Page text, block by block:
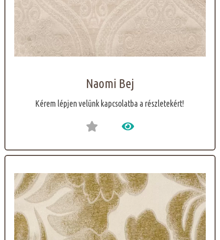
Naomi Bej
Kérem lépjen velünk kapcsolatba a részletekért!